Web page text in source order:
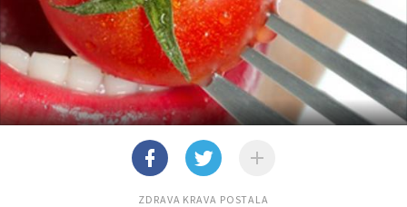
ZDRAVA KRAVA POSTALA